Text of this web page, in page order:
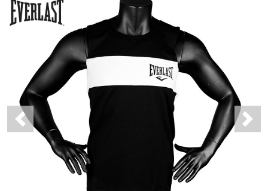
Previous Next